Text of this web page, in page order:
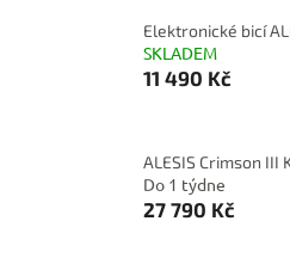
Elektronické bicí
SKLADEM
11 490 Kč
ALESIS Crimson III
Do 1 týdne
27 790 Kč